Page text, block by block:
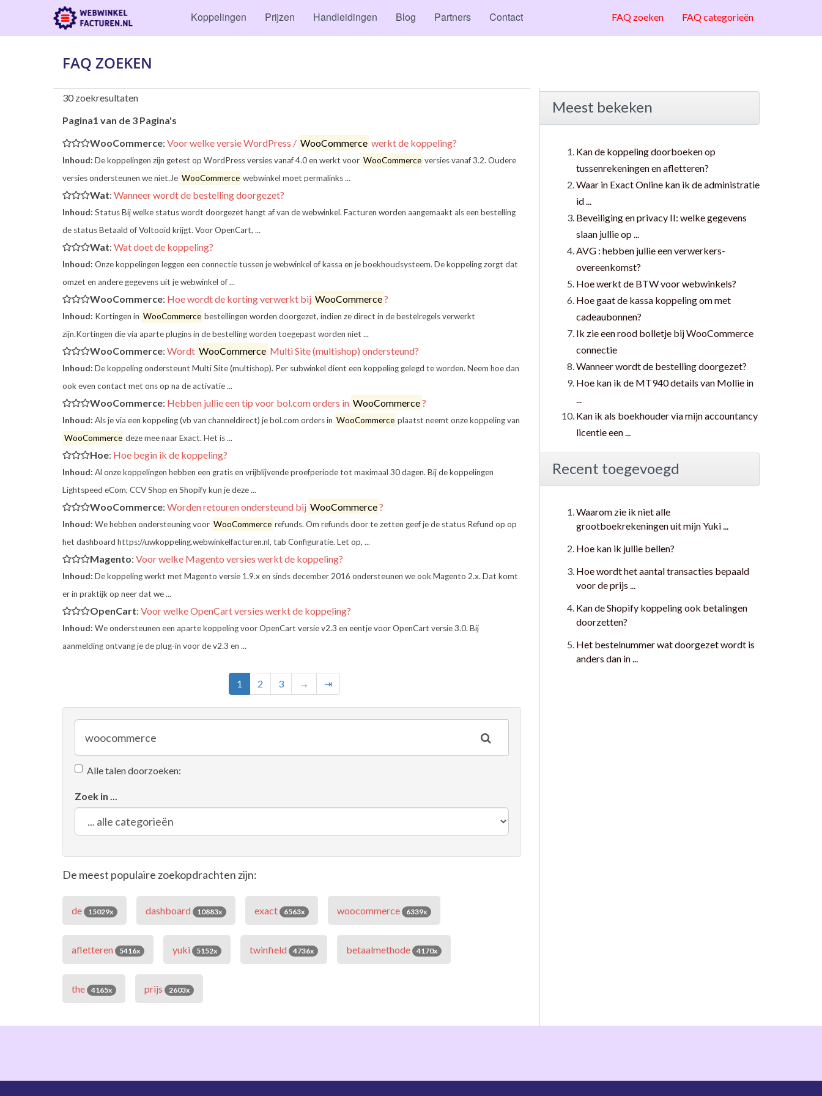
Koppelingen Prijzen Handleidingen Blog Partners Contact FAQ zoeken FAQ categorieën
FAQ ZOEKEN
30 zoekresultaten
Pagina1 van de 3 Pagina's
WooCommerce: Voor welke versie WordPress / WooCommerce werkt de koppeling?
Inhoud: De koppelingen zijn getest op WordPress versies vanaf 4.0 en werkt voor WooCommerce versies vanaf 3.2. Oudere
versies ondersteunen we niet.Je WooCommerce webwinkel moet permalinks ...
Wat: Wanneer wordt de bestelling doorgezet?
Inhoud: Status Bij welke status wordt doorgezet hangt af van de webwinkel. Facturen worden aangemaakt als een bestelling
de status Betaald of Voltooid krijgt. Voor OpenCart, ...
Wat: Wat doet de koppeling?
Inhoud: Onze koppelingen leggen een connectie tussen je webwinkel of kassa en je boekhoudsysteem. De koppeling zorgt dat
omzet en andere gegevens uit je webwinkel of ...
WooCommerce: Hoe wordt de korting verwerkt bij WooCommerce?
Inhoud: Kortingen in WooCommerce bestellingen worden doorgezet, indien ze direct in de bestelregels verwerkt
zijn.Kortingen die via aparte plugins in de bestelling worden toegepast worden niet ...
WooCommerce: Wordt WooCommerce Multi Site (multishop) ondersteund?
Inhoud: De koppeling ondersteunt Multi Site (multishop). Per subwinkel dient een koppeling gelegd te worden. Neem hoe dan
ook even contact met ons op na de activatie ...
WooCommerce: Hebben jullie een tip voor bol.com orders in WooCommerce?
Inhoud: Als je via een koppeling (vb van channeldirect) je bol.com orders in WooCommerce plaatst neemt onze koppeling van
WooCommerce deze mee naar Exact. Het is ...
Hoe: Hoe begin ik de koppeling?
Inhoud: Al onze koppelingen hebben een gratis en vrijblijvende proefperiode tot maximaal 30 dagen. Bij de koppelingen
Lightspeed eCom, CCV Shop en Shopify kun je deze ...
WooCommerce: Worden retouren ondersteund bij WooCommerce?
Inhoud: We hebben ondersteuning voor WooCommerce refunds. Om refunds door te zetten geef je de status Refund op op
het dashboard https://uwkoppeling.webwinkelfacturen.nl, tab Configuratie. Let op, ...
Magento: Voor welke Magento versies werkt de koppeling?
Inhoud: De koppeling werkt met Magento versie 1.9.x en sinds december 2016 ondersteunen we ook Magento 2.x. Dat komt
er in praktijk op neer dat we ...
OpenCart: Voor welke OpenCart versies werkt de koppeling?
Inhoud: We ondersteunen een aparte koppeling voor OpenCart versie v2.3 en eentje voor OpenCart versie 3.0. Bij
aanmelding ontvang je de plug-in voor de v2.3 en ...
1 2 3 → ⇥
Alle talen doorzoeken:
Zoek in ...
De meest populaire zoekopdrachten zijn:
de 15029x dashboard 10883x exact 6563x woocommerce 6339x
afletteren 5416x yuki 5152x twinfield 4736x betaalmethode 4170x
the 4165x prijs 2603x
Meest bekeken
Kan de koppeling doorboeken op
tussenrekeningen en afletteren?
Waar in Exact Online kan ik de administratie
id ...
Beveiliging en privacy II: welke gegevens
slaan jullie op ...
AVG : hebben jullie een verwerkers-
overeenkomst?
Hoe werkt de BTW voor webwinkels?
Hoe gaat de kassa koppeling om met
cadeaubonnen?
Ik zie een rood bolletje bij WooCommerce
connectie
Wanneer wordt de bestelling doorgezet?
Hoe kan ik de MT940 details van Mollie in
...
Kan ik als boekhouder via mijn accountancy
licentie een ...
Recent toegevoegd
Waarom zie ik niet alle
grootboekrekeningen uit mijn Yuki ...
Hoe kan ik jullie bellen?
Hoe wordt het aantal transacties bepaald
voor de prijs ...
Kan de Shopify koppeling ook betalingen
doorzetten?
Het bestelnummer wat doorgezet wordt is
anders dan in ...